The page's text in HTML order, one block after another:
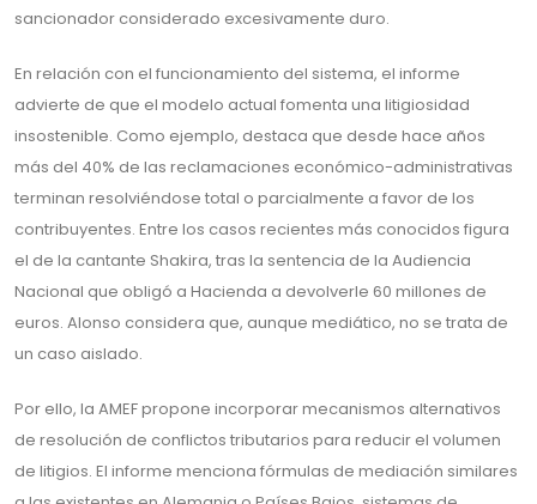
sancionador considerado excesivamente duro.
En relación con el funcionamiento del sistema, el informe
advierte de que el modelo actual fomenta una litigiosidad
insostenible. Como ejemplo, destaca que desde hace años
más del 40% de las reclamaciones económico-administrativas
terminan resolviéndose total o parcialmente a favor de los
contribuyentes. Entre los casos recientes más conocidos figura
el de la cantante Shakira, tras la sentencia de la Audiencia
Nacional que obligó a Hacienda a devolverle 60 millones de
euros. Alonso considera que, aunque mediático, no se trata de
un caso aislado.
Por ello, la AMEF propone incorporar mecanismos alternativos
de resolución de conflictos tributarios para reducir el volumen
de litigios. El informe menciona fórmulas de mediación similares